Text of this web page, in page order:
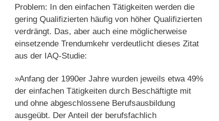
Problem: In den einfachen Tätigkeiten werden die
gering Qualifizierten häufig von höher Qualifizierten
verdrängt. Das, aber auch eine möglicherweise
einsetzende Trendumkehr verdeutlicht dieses Zitat
aus der IAQ-Studie:
»Anfang der 1990er Jahre wurden jeweils etwa 49%
der einfachen Tätigkeiten durch Beschäftigte mit
und ohne abgeschlossene Berufsausbildung
ausgeübt. Der Anteil der berufsfachlich